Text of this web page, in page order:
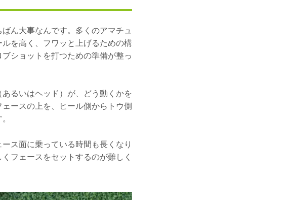
ん大事なんです。多くのアマチュ
を高く、フワッと上げるための構
ショットを打つための準備が整っ
るいはヘッド）が、どう動くかを
ースの上を、ヒール側からトウ側
ス面に乗っている時間も長くなり
フェースをセットするのが難しく